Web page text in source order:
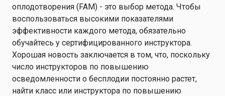
оплодотворения (FAM) - это выбор метода. Чтобы
воспользоваться высокими показателями
эффективности каждого метода, обязательно
обучайтесь у сертифицированного инструктора.
Хорошая новость заключается в том, что, поскольку
число инструкторов по повышению
осведомленности о бесплодии постоянно растет,
найти класс или инструктора по повышению